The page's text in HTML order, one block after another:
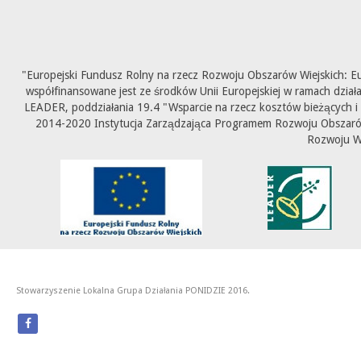
"Europejski Fundusz Rolny na rzecz Rozwoju Obszarów Wiejskich:
współfinansowane jest ze środków Unii Europejskiej w ramach
LEADER, poddziałania 19.4 "Wsparcie na rzecz kosztów
2014-2020 Instytucja Zarządzająca Programem Rozwoju
Rozwoju
Stowarzyszenie Lokalna Grupa Działania PONIDZIE 2016.